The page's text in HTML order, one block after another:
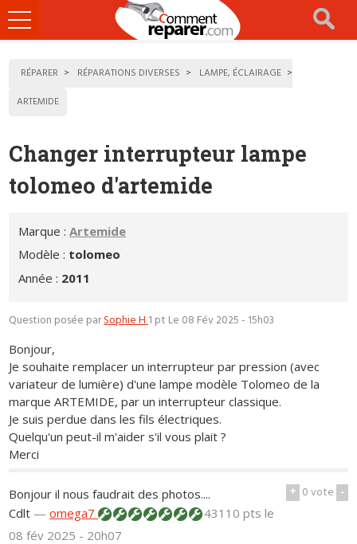
Ouvrir
le
RÉPARER RÉPARATIONS DIVERSES
LAMPE, ÉCLAIRAGE
ARTEMIDE
Changer interrupteur lampe
tolomeo d'artemide
Marque :Artemide
Modèle : tolomeo
Année : 2011
Question posée parSophie H1 pt Le 08 Fév 2025 - 15h03
Bonjour,
Je souhaite remplacer un interrupteur par pression (avec
variateur de lumière) d'une lampe modèle Tolomeo de la
marque ARTEMIDE, par un interrupteur classique.
Je suis perdue dans les fils électriques.
Quelqu'un peut-il m'aider s'il vous plait ?
Merci
+ 0vote -
Bonjour il nous faudrait des photos....
Cdlt —omega7 43110 ptsle
08 fév 2025 - 20h07